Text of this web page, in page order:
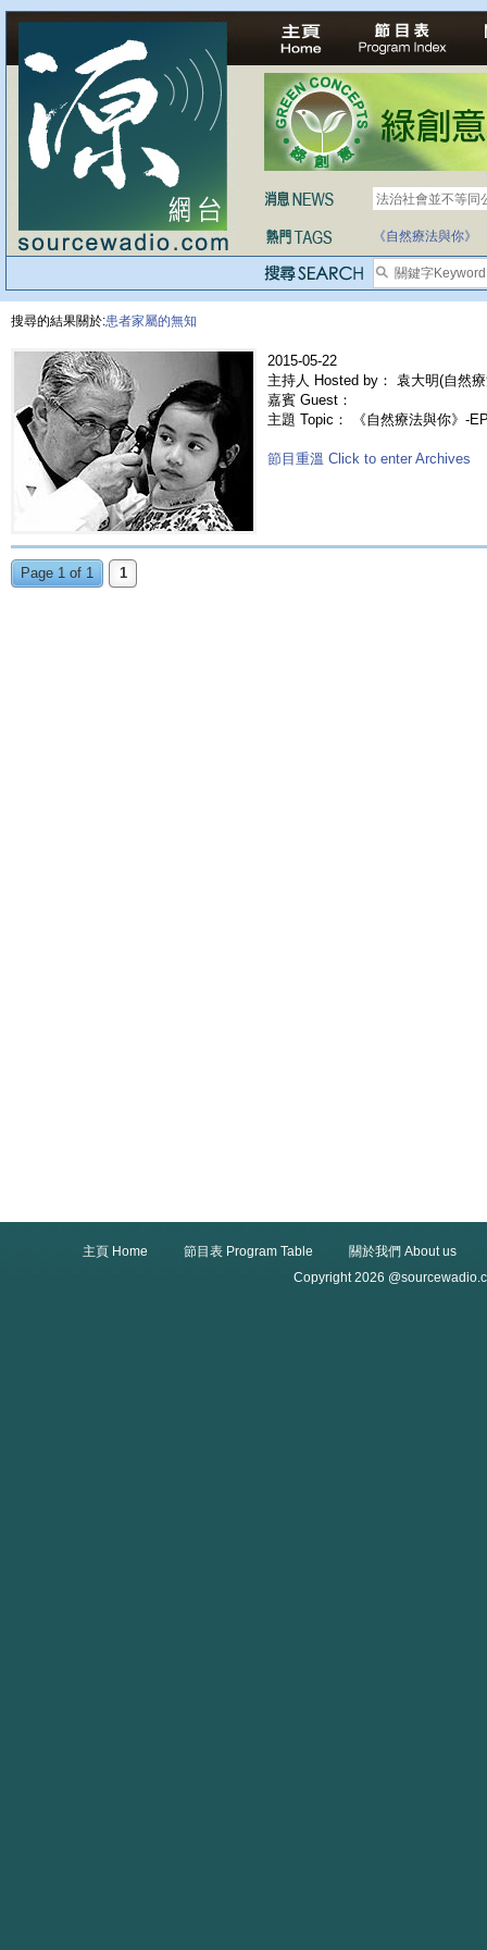
法治社會並不等同
自家教育合法化-
《自然療法與你》
搜尋的結果關於:患者家屬的無知
2015-05-22
主持人 Hosted by： 袁大明(自然
嘉賓 Guest：
主題 Topic： 《自然療法與你》-
節目重溫 Click to enter Archives
Page 1 of 1 1
主頁 Home 節目表 Program Table
關於我們 About us
Copyright 2026